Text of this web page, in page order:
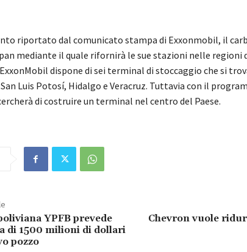
riportato dal comunicato stampa di Exxonmobil, il
mediante il quale rifornirà le sue stazioni nelle regioni
dispone di sei terminal di stoccaggio che si
Luis Potosí, Hidalgo e Veracruz. Tuttavia con il
di costruire un terminal nel centro del Paese.
YPFB prevede
di 1500 milioni di dollari
pozzo
Chevron vuole